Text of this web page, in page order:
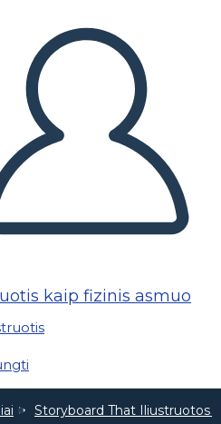
kaip fizinis asmuo
Storyboard That Iliustruotos